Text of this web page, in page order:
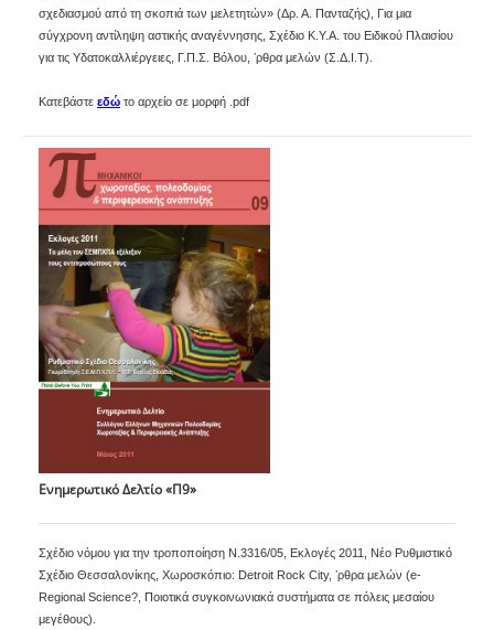
σχεδιασμού από τη σκοπιά των μελετητών» (Δρ. Α. Πανταζής), Για μια
σύγχρονη αντίληψη αστικής αναγέννησης, Σχέδιο Κ.Υ.Α. του Ειδικού Πλαισίου
για τις Υδατοκαλλιέργειες, Γ.Π.Σ. Βόλου, ʼρθρα μελών (Σ.Δ.Ι.Τ).
Κατεβάστε εδώ το αρχείο σε μορφή .pdf
Ενημερωτικό Δελτίο «Π9»
Σχέδιο νόμου για την τροποποίηση Ν.3316/05, Εκλογές 2011, Νέο Ρυθμιστικό
Σχέδιο Θεσσαλονίκης, Χωροσκόπιο: Detroit Rock City, ʼρθρα μελών (e-
Regional Science?, Ποιοτικά συγκοινωνιακά συστήματα σε πόλεις μεσαίου
μεγέθους).